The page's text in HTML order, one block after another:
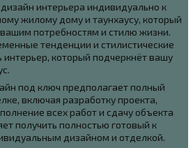
дизайн интерьера индивидуально к
жилому дому и таунхаусу, который
вашим потребностям и стилю жизни.
тенденции и стилистические
интерьер, который подчеркнёт вашу
под ключ предполагает полный
включая разработку проекта,
всех работ и сдачу объекта
получить полностью готовый к
дизайном и отделкой.